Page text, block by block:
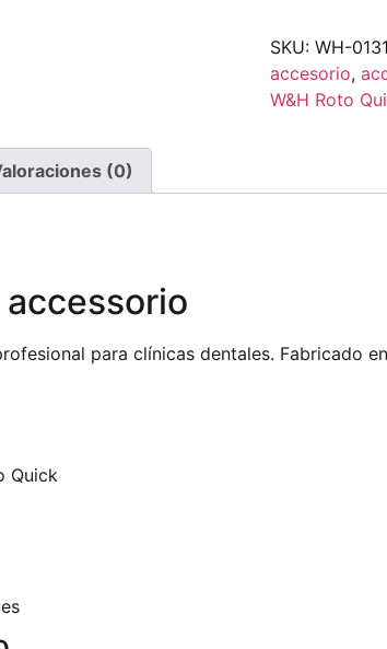
SKU: WH-
accesorio,
W&H Roto
(0)
accessorio
para clínicas dentales. Fabricado
Quick